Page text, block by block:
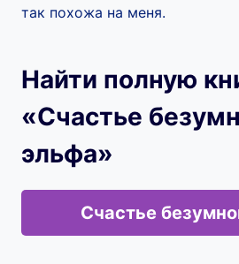
так похожа на меня.
Найти полную
«Счастье
эльфа»
Счастье